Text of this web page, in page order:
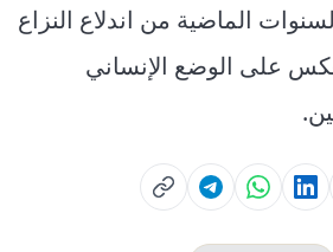
السنوات الماضية من اندلاع النزاع
على الوضع الإنساني